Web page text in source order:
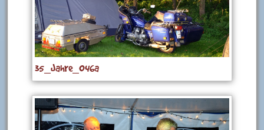
35_Jahre_046a